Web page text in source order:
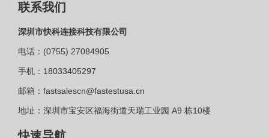
联系我们
深圳市快科连接科技有限公司
电话：(0755) 27084905
手机：18033405297
邮箱：fastsalescn@fastestusa.cn
地址：深圳市宝安区福海街道天瑞工业园 A9 栋10楼